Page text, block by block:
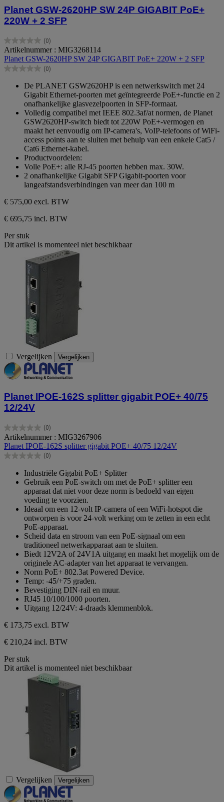
Planet GSW-2620HP SW 24P GIGABIT PoE+
220W + 2 SFP
(0)
0.0
van
de
5
Artikelnummer : MIG3268114
Planet GSW-2620HP SW 24P GIGABIT PoE+ 220W + 2 SFP
(0)
0.0
sterren.
De PLANET GSW2620HP is een netwerkswitch met 24
Gigabit Ethernet-poorten met geïntegreerde PoE+-functie en 2
onafhankelijke glasvezelpoorten in SFP-formaat.
Volledig compatibel met IEEE 802.3af/at normen, de Planet
GSW2620HP-switch biedt tot 220W PoE+-vermogen en
maakt het eenvoudig om IP-camera's, VoIP-telefoons of WiFi-
access points aan te sluiten met behulp van een enkele Cat5 /
Cat6 Ethernet-kabel.
Productvoordelen:
Volle PoE+: alle RJ-45 poorten hebben max. 30W.
2 onafhankelijke Gigabit SFP Gigabit-poorten voor
langeafstandsverbindingen van meer dan 100 m
€ 575,00 excl. BTW
€ 695,75 incl. BTW
Per stuk
Dit artikel is momenteel niet beschikbaar
Vergelijken Vergelijken
Planet IPOE-162S splitter gigabit POE+ 40/75
12/24V
(0)
0.0
van
de
5
Artikelnummer : MIG3267906
Planet IPOE-162S splitter gigabit POE+ 40/75 12/24V
(0)
0.0
sterren.
Industriële Gigabit PoE+ Splitter
Gebruik een PoE-switch om met de PoE+ splitter een
apparaat dat niet voor deze norm is bedoeld van eigen
voeding te voorzien.
Ideaal om een 12-volt IP-camera of een WiFi-hotspot die
ontworpen is voor 24-volt werking om te zetten in een echt
PoE-apparaat.
Scheid data en stroom van een PoE-signaal om een
traditioneel netwerkapparaat aan te sluiten.
Biedt 12V2A of 24V1A uitgang en maakt het mogelijk om de
originele AC-adapter van het apparaat te vervangen.
Norm PoE+ 802.3at Powered Device.
Temp: -45/+75 graden.
Bevestiging DIN-rail en muur.
RJ45 10/100/1000 poorten.
Uitgang 12/24V: 4-draads klemmenblok.
€ 173,75 excl. BTW
€ 210,24 incl. BTW
Per stuk
Dit artikel is momenteel niet beschikbaar
Vergelijken Vergelijken